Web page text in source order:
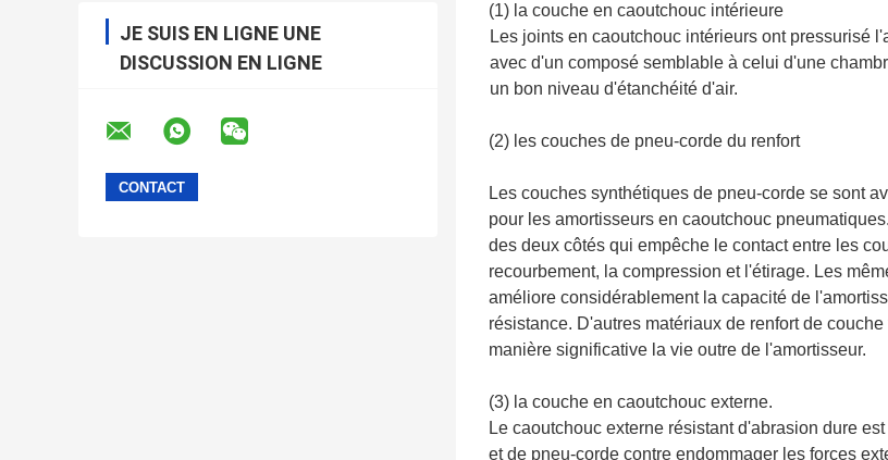
JE SUIS EN LIGNE UNE
DISCUSSION EN LIGNE
(1) la couche en caoutchouc intérieure
Les joints en caoutchouc intérieurs ont pressurisé
avec d'un composé semblable à celui d'une
un bon niveau d'étanchéité d'air.
(2) les couches de pneu-corde du renfort
Les couches synthétiques de pneu-corde se sont
pour les amortisseurs en caoutchouc
des deux côtés qui empêche le contact entre les
recourbement, la compression et l'étirage. Les
améliore considérablement la capacité de
résistance. D'autres matériaux de renfort de
manière significative la vie outre de l'amortisseur.
(3) la couche en caoutchouc externe.
Le caoutchouc externe résistant d'abrasion dure
et de pneu-corde contre endommager les forces